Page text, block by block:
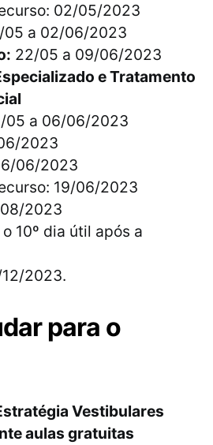
02/05/2023
05 a 02/06/2023
22/05 a 09/06/2023
e Tratamento
05 a 06/06/2023
2023
06/2023
19/06/2023
2023
10º dia útil após a
2023.
para o
Vestibulares
aulas gratuitas